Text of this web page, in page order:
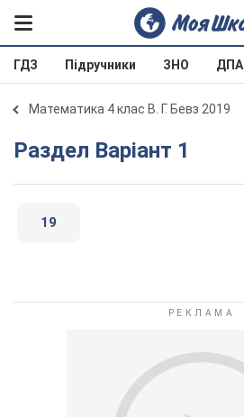
ГДЗ Підручники ЗНО ДПА
Математика 4 клас В. Г. Бевз 2019
Раздел Варіант 1
19